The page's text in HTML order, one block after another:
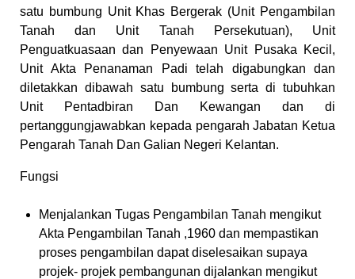
satu bumbung Unit Khas Bergerak (Unit Pengambilan
Tanah dan Unit Tanah Persekutuan), Unit
Penguatkuasaan dan Penyewaan Unit Pusaka Kecil,
Unit Akta Penanaman Padi telah digabungkan dan
diletakkan dibawah satu bumbung serta di tubuhkan
Unit Pentadbiran Dan Kewangan dan di
pertanggungjawabkan kepada pengarah Jabatan Ketua
Pengarah Tanah Dan Galian Negeri Kelantan.
Fungsi
Menjalankan Tugas Pengambilan Tanah mengikut
Akta Pengambilan Tanah ,1960 dan mempastikan
proses pengambilan dapat diselesaikan supaya
projek- projek pembangunan dijalankan mengikut